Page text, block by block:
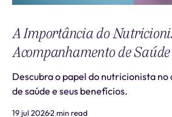
A Importância do
Acompanhamento de Saúde
Descubra o papel do nutricionista
de saúde e seus benefícios.
19 jul 20262 min read